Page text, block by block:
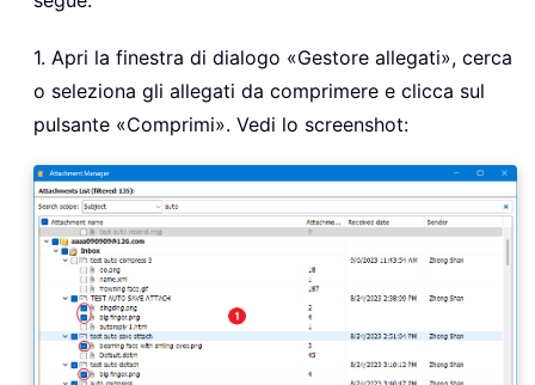
1. Apri la finestra di dialogo «Gestore allegati», cerca
o seleziona gli allegati da comprimere e clicca sul
pulsante «Comprimi». Vedi lo screenshot: